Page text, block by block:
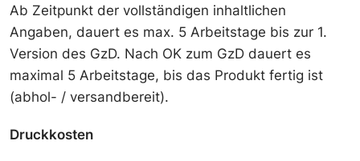
n
e
S
e
k
t
i
n
Ab Zeitpunkt der vollständigen inhaltlichen
Angaben, dauert es max. 5 Arbeitstage bis zur 1.
Version des GzD. Nach OK zum GzD dauert es
maximal 5 Arbeitstage, bis das Produkt fertig ist
(abhol- / versandbereit).
Druckkosten